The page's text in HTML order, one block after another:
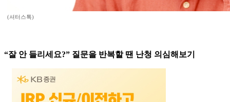
(셔터스톡)
“잘 안 들리세요?” 질문을 반복할 땐 난청 의심해보기